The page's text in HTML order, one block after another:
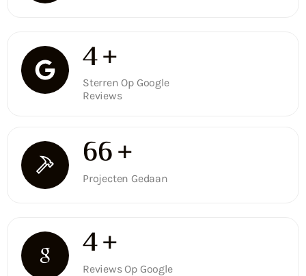
5+
Sterren Op Google
Reviews
100+
Projecten Gedaan
5+
Reviews Op Google